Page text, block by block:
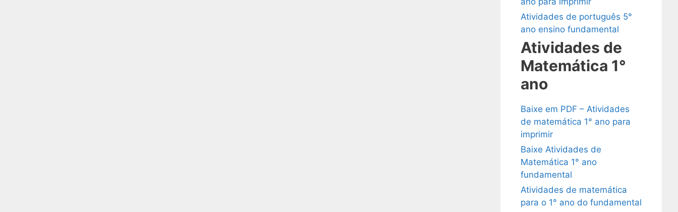
Atividades de português 5°
ano ensino fundamental
Atividades de
Matemática 1°
ano
Baixe em PDF – Atividades
de matemática 1° ano para
imprimir
Baixe Atividades de
Matemática 1° ano
fundamental
Atividades de matemática
para o 1° ano do fundamental